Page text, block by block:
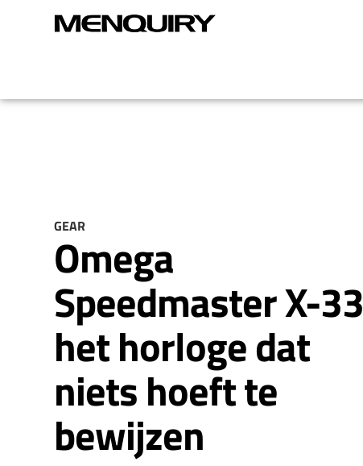
GEAR
Omega
Speedmaster X-33
het horloge dat
niets hoeft te
bewijzen